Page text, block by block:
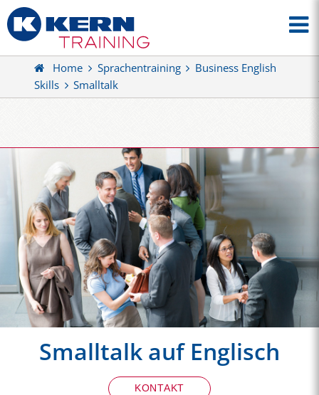
Home Sprachentraining
Business English
Skills
Smalltalk
Smalltalk auf Englisch
KONTAKT